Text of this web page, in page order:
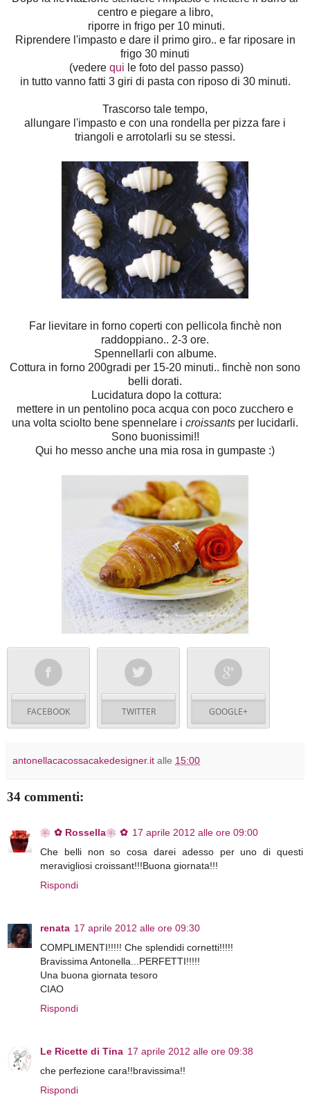
centro e piegare a libro,
riporre in frigo per 10 minuti.
Riprendere l'impasto e dare il primo giro.. e far riposare in
frigo 30 minuti
(vedere qui le foto del passo passo)
in tutto vanno fatti 3 giri di pasta con riposo di 30 minuti.
Trascorso tale tempo,
allungare l'impasto e con una rondella per pizza fare i
triangoli e arrotolarli su se stessi.
Far lievitare in forno coperti con pellicola finchè non
raddoppiano.. 2-3 ore.
Spennellarli con albume.
Cottura in forno 200gradi per 15-20 minuti.. finchè non sono
belli dorati.
Lucidatura dopo la cottura:
mettere in un pentolino poca acqua con poco zucchero e
una volta sciolto bene spennelare i croissants per lucidarli.
Sono buonissimi!!
Qui ho messo anche una mia rosa in gumpaste :)
FACEBOOK TWITTER GOOGLE+
antonellacacossacakedesigner.it alle 15:00
34 commenti:
❀✿ Rossella❀✿ 17 aprile 2012 alle ore 09:00
Che belli non so cosa darei adesso per uno di questi
meravigliosi croissant!!!Buona giornata!!!
Rispondi
renata 17 aprile 2012 alle ore 09:30
COMPLIMENTI!!!!! Che splendidi cornetti!!!!!
Bravissima Antonella...PERFETTI!!!!!
Una buona giornata tesoro
CIAO
Rispondi
Le Ricette di Tina 17 aprile 2012 alle ore 09:38
che perfezione cara!!bravissima!!
Rispondi